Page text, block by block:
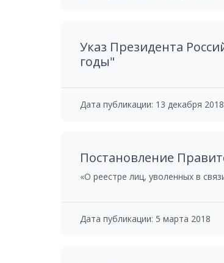
Указ Президента
годы"
Дата публикации: 13 декабря 2018
Постановление
«О реестре лиц, уволенных в
Дата публикации: 5 марта 2018